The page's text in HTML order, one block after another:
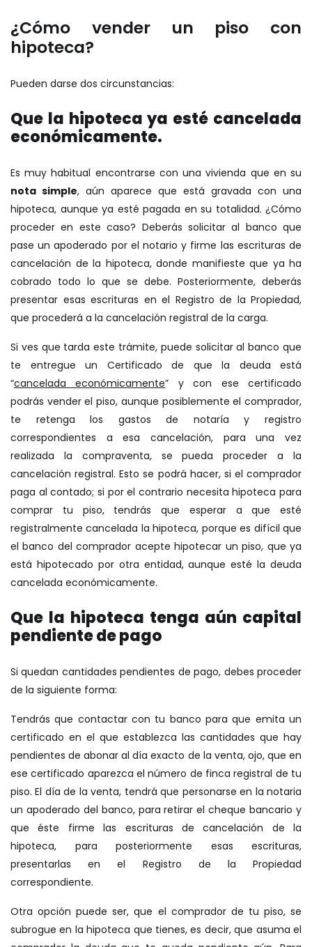
¿Cómo vender un piso con
hipoteca?
Pueden darse dos circunstancias:
Que la hipoteca ya esté cancelada
económicamente.
Es muy habitual encontrarse con una vivienda que en su
nota simple, aún aparece que está gravada con una
hipoteca, aunque ya esté pagada en su totalidad. ¿Cómo
proceder en este caso? Deberás solicitar al banco que
pase un apoderado por el notario y firme las escrituras de
cancelación de la hipoteca, donde manifieste que ya ha
cobrado todo lo que se debe. Posteriormente, deberás
presentar esas escrituras en el Registro de la Propiedad,
que procederá a la cancelación registral de la carga.
Si ves que tarda este trámite, puede solicitar al banco que
te entregue un Certificado de que la deuda está
“cancelada económicamente” y con ese certificado
podrás vender el piso, aunque posiblemente el comprador,
te retenga los gastos de notaría y registro
correspondientes a esa cancelación, para una vez
realizada la compraventa, se pueda proceder a la
cancelación registral. Esto se podrá hacer, si el comprador
paga al contado; si por el contrario necesita hipoteca para
comprar tu piso, tendrás que esperar a que esté
registralmente cancelada la hipoteca, porque es difícil que
el banco del comprador acepte hipotecar un piso, que ya
está hipotecado por otra entidad, aunque esté la deuda
cancelada económicamente.
Que la hipoteca tenga aún capital
pendiente de pago
Si quedan cantidades pendientes de pago, debes proceder
de la siguiente forma:
Tendrás que contactar con tu banco para que emita un
certificado en el que establezca las cantidades que hay
pendientes de abonar al día exacto de la venta, ojo, que en
ese certificado aparezca el número de finca registral de tu
piso. El día de la venta, tendrá que personarse en la notaria
un apoderado del banco, para retirar el cheque bancario y
que éste firme las escrituras de cancelación de la
hipoteca, para posteriormente esas escrituras,
presentarlas en el Registro de la Propiedad
correspondiente.
Otra opción puede ser, que el comprador de tu piso, se
subrogue en la hipoteca que tienes, es decir, que asuma el